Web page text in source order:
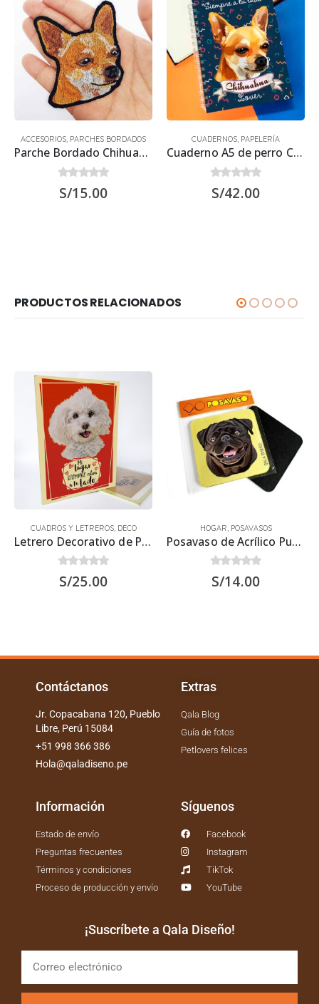
ACCESORIOS, PARCHES BORDADOS
Parche Bordado Chihuahua
0out of 5
S/15.00
CUADERNOS, PAPELERÍA
Cuaderno A5 de perro Chihuahua 21.50 x 15.70 cm
0out of 5
S/42.00
PRODUCTOS RELACIONADOS
CUADROS Y LETREROS, DECO
Letrero Decorativo de Perro Bichón Frisé 30×22.5 cms
0out of 5
S/25.00
HOGAR POSAVASOS
Posavaso de Acrílico Pug Carlino Negro 9.5×9.5 cms
0out of 5
S/14.00
Contáctanos
Jr. Copacabana 120, Pueblo
Libre, Perú 15084
+51 998 366 386
Hola@qaladiseno.pe
Extras
Qala Blog
Guía de fotos
Petlovers felices
Información
Estado de envío
Preguntas frecuentes
Términos y condiciones
Proceso de producción y envío
Síguenos
Facebook
Instagram
TikTok
YouTube
¡Suscríbete a Qala Diseño!